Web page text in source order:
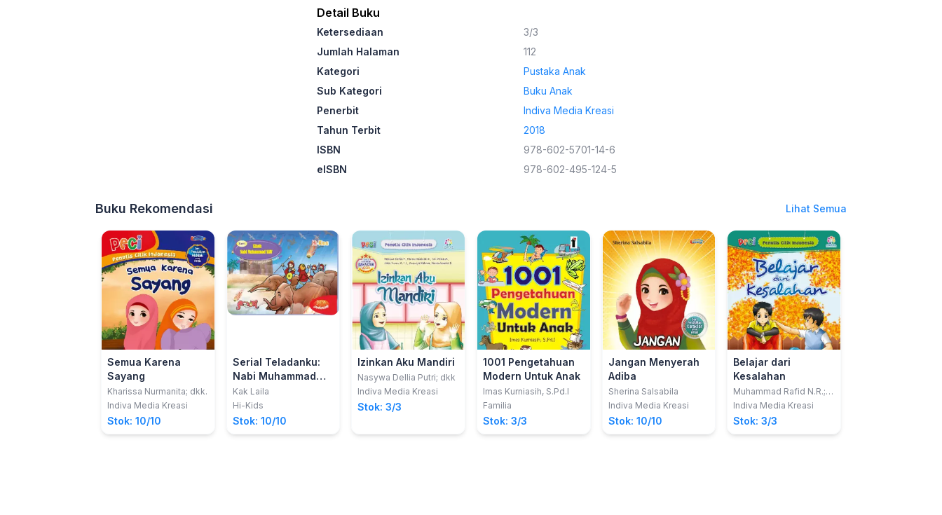
Detail Buku
Ketersediaan
3/3
Jumlah Halaman
112
Kategori
Pustaka Anak
Sub Kategori
Buku Anak
Penerbit
Indiva Media Kreasi
Tahun Terbit
2018
ISBN
978-602-5701-14-6
eISBN
978-602-495-124-5
Buku Rekomendasi Lihat Semua
Semua Karena
Sayang
Kharissa Nurmanita; dkk.
Indiva Media Kreasi
Stok: 10/10
Serial Teladanku:
Nabi Muhammad
Saw.
Kak Laila
Hi-Kids
Stok: 10/10
Izinkan Aku Mandiri
Nasywa Dellia Putri; dkk
Indiva Media Kreasi
Stok: 3/3
1001 Pengetahuan
Modern Untuk Anak
Imas Kurniasih, S.Pd.I
Familia
Stok: 3/3
Jangan Menyerah
Adiba
Sherina Salsabila
Indiva Media Kreasi
Stok: 10/10
Belajar dari
Kesalahan
Muhammad Rafid N.R.;
dkk
Indiva Media Kreasi
Stok: 3/3